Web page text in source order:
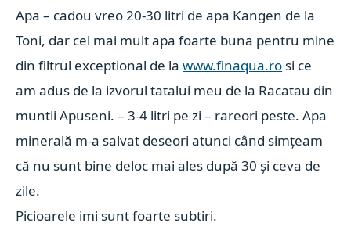
Apa – cadou vreo 20-30 litri de apa Kangen de la
Toni, dar cel mai mult apa foarte buna pentru mine
din filtrul exceptional de lawww.finaqua.ro si ce
am adus de la izvorul tatalui meu de la Racatau din
muntii Apuseni. – 3-4 litri pe zi – rareori peste. Apa
minerală m-a salvat deseori atunci când simțeam
că nu sunt bine deloc mai ales după 30 și ceva de
zile.
Picioarele imi sunt foarte subtiri.